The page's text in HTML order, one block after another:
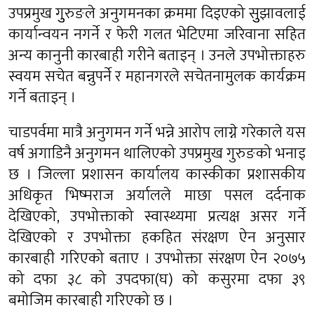
उपप्रमुख गुुरुङले अनुगमनका क्रममा दिइएको सुुझावलाई
कार्यान्वयन नगर्ने र फेरी गलत भेटिएमा जरिवाना सहित
अन्य कानुनी कारबाही गरीने बताइन् । उनले उपभोक्ताहरु
स्वयम सचेत बन्नुपर्ने र महानगरले सचेतनामुलक कार्यक्रम
गर्ने बताइन् ।
चाडपर्वमा मात्रै अनुगमन गर्ने भन्ने आरोप लाग्ने गरेकाले यस
वर्ष अगाडिनै अनुगमन थालिएको उपप्रमुख गुरुङको भनाइ
छ । जिल्ला प्रशासन कार्यालय कास्कीका प्रशासकीय
अधिकृत भिष्मराज अर्यालले माछा पसल दर्दनाक
देखिएको, उपभोक्ताको स्वास्थ्यमा प्रत्यक्ष असर गर्ने
देखिएको र उपभोक्ता हकहित संरक्षण ऐन अनुसार
कारबाही गरिएको बताए । उपभोक्ता संरक्षण ऐन २०७५
को दफा ३८ को उपदफा(घ) को कसुरमा दफा ३९
बमोजिम कारबाही गरिएको छ ।